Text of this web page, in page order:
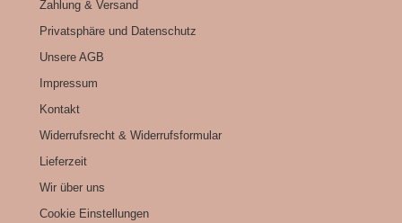
Zahlung & Versand
Privatsphäre und Datenschutz
Unsere AGB
Impressum
Kontakt
Widerrufsrecht & Widerrufsformular
Lieferzeit
Wir über uns
Cookie Einstellungen